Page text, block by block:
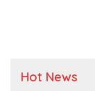
Hot News